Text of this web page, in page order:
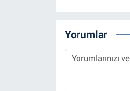
Yorumlar